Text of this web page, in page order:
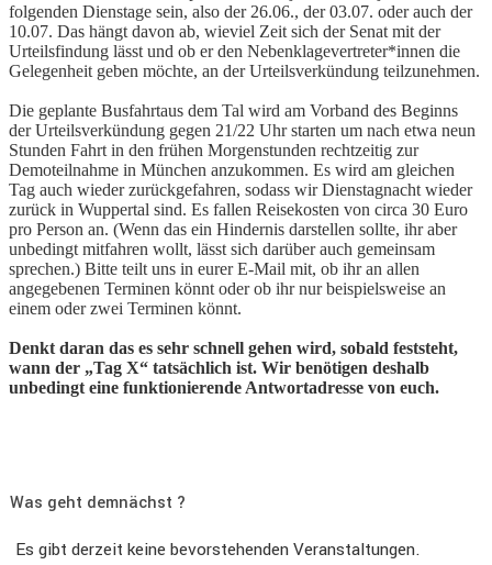
folgenden Dienstage sein, also der 26.06., der 03.07. oder auch der
10.07. Das hängt davon ab, wieviel Zeit sich der Senat mit der
Urteilsfindung lässt und ob er den Nebenklagevertreter*innen die
Gelegenheit geben möchte, an der Urteilsverkündung teilzunehmen.
Die geplante Busfahrtaus dem Tal wird am Vorband des Beginns
der Urteilsverkündung gegen 21/22 Uhr starten um nach etwa neun
Stunden Fahrt in den frühen Morgenstunden rechtzeitig zur
Demoteilnahme in München anzukommen. Es wird am gleichen
Tag auch wieder zurückgefahren, sodass wir Dienstagnacht wieder
zurück in Wuppertal sind. Es fallen Reisekosten von circa 30 Euro
pro Person an. (Wenn das ein Hindernis darstellen sollte, ihr aber
unbedingt mitfahren wollt, lässt sich darüber auch gemeinsam
sprechen.) Bitte teilt uns in eurer E-Mail mit, ob ihr an allen
angegebenen Terminen könnt oder ob ihr nur beispielsweise an
einem oder zwei Terminen könnt.
Denkt daran das es sehr schnell gehen wird, sobald feststeht,
wann der „Tag X“ tatsächlich ist. Wir benötigen deshalb
unbedingt eine funktionierende Antwortadresse von euch.
Was geht demnächst ?
Es gibt derzeit keine bevorstehenden Veranstaltungen.